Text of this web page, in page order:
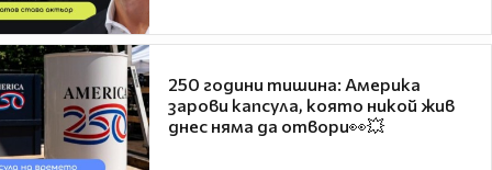
250 години тишина: Америка
зарови капсула, която никой жив
днес няма да отвори👀💥